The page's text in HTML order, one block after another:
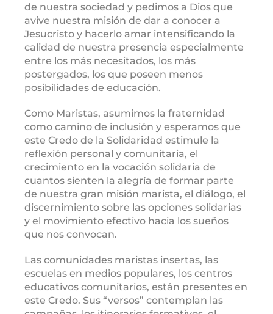
de nuestra sociedad y pedimos a Dios que
avive nuestra misión de dar a conocer a
Jesucristo y hacerlo amar intensificando la
calidad de nuestra presencia especialmente
entre los más necesitados, los más
postergados, los que poseen menos
posibilidades de educación.
Como Maristas, asumimos la fraternidad
como camino de inclusión y esperamos que
este Credo de la Solidaridad estimule la
reflexión personal y comunitaria, el
crecimiento en la vocación solidaria de
cuantos sienten la alegría de formar parte
de nuestra gran misión marista, el diálogo, el
discernimiento sobre las opciones solidarias
y el movimiento efectivo hacia los sueños
que nos convocan.
Las comunidades maristas insertas, las
escuelas en medios populares, los centros
educativos comunitarios, están presentes en
este Credo. Sus “versos” contemplan las